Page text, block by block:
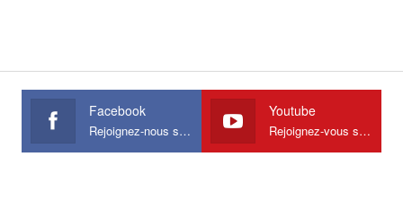
Facebook
Rejoignez-nous sur Facebook
Youtube
Rejoignez-vous sur Youtube